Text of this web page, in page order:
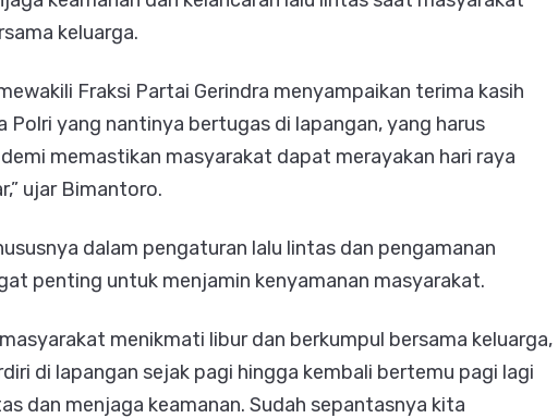
keluarga.
Fraksi Partai Gerindra menyampaikan terima kasih
Polri yang nantinya bertugas di lapangan, yang harus
memastikan masyarakat dapat merayakan hari raya
ujar Bimantoro.
dalam pengaturan lalu lintas dan pengamanan
penting untuk menjamin kenyamanan masyarakat.
menikmati libur dan berkumpul bersama keluarga,
di lapangan sejak pagi hingga kembali bertemu pagi lagi
dan menjaga keamanan. Sudah sepantasnya kita